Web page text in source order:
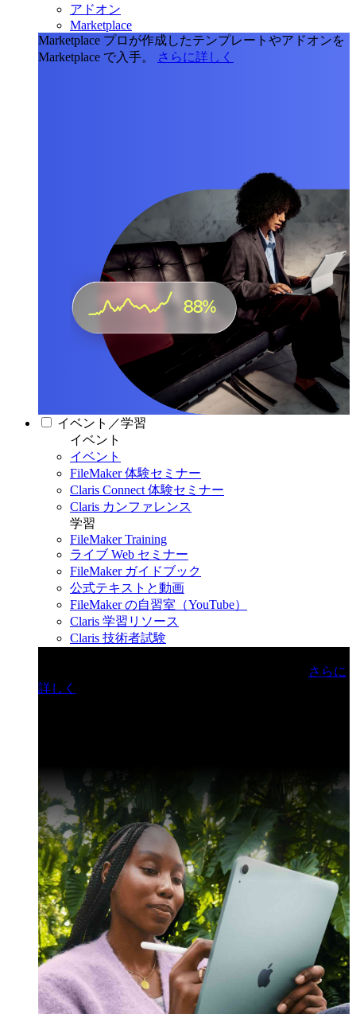
アドオン
Marketplace
Marketplace プロが作成したテンプレートやアドオンを
Marketplace で入手。
さらに詳しく
イベント／学習
イベント
イベント
FileMaker 体験セミナー
Claris Connect 体験セミナー
Claris カンファレンス
学習
FileMaker Training
ライブ Web セミナー
FileMaker ガイドブック
公式テキストと動画
FileMaker の自習室（YouTube）
Claris 学習リソース
Claris 技術者試験
さらに
詳しく